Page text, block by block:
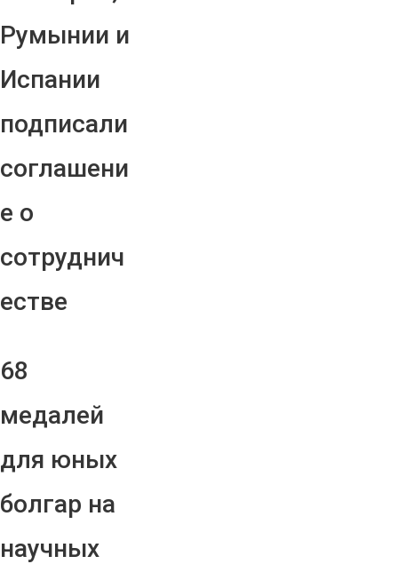
Румынии и
Испании
подписали
соглашени
е о
сотруднич
естве
68
медалей
для юных
болгар на
научных